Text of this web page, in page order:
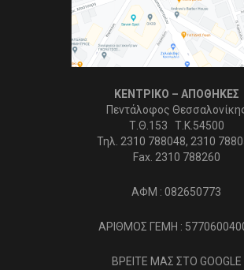
ΚΕΝΤΡΙΚΟ – ΑΠΟΘΗΚΕΣ
Πεντάλοφος
Τ.Θ.153 Τ.Κ.54500
Τηλ. 2310 788048, 2310
Fax. 2310 788260
ΑΦΜ : 082650773
ΑΡΙΘΜΟΣ ΓΕΜΗ :
ΒΡΕΙΤΕ ΜΑΣ ΣΤΟ GOOGLE